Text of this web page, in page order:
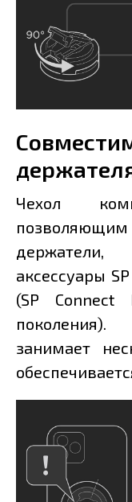
Чехол
аксессуары
(SP Connect
поколения).
занимает